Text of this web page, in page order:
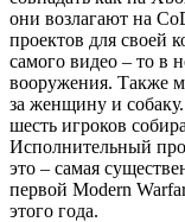
они возлагают на
проектов для своей
самого видео – то в
вооружения. Также
за женщину и
шесть игроков
Исполнительный
это – самая
первой Modern
этого года.